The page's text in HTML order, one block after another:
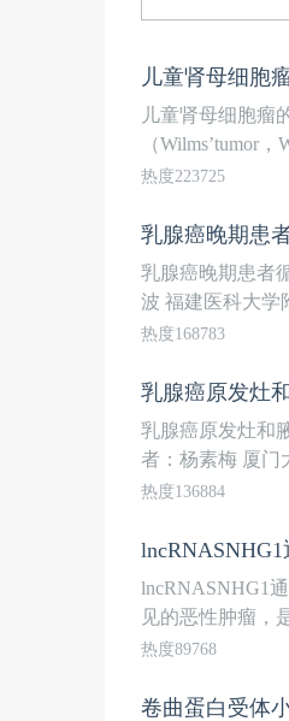
儿童肾母细胞
儿童肾母细胞瘤
（Wilms’tumor
热度223725
乳腺癌晚期患者
波 福建医科大学
热度168783
乳腺癌原发灶和
者：杨素梅 厦门
热度136884
lncRNASNHG1
见的恶性肿瘤，
热度89768
卷曲蛋白受体